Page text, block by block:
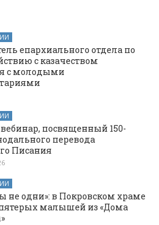
епархиального отдела по
с казачеством
с молодыми
вебинар, посвященный 150-
перевода
Писания
не одни»: в Покровском храме
малышей из «Дома